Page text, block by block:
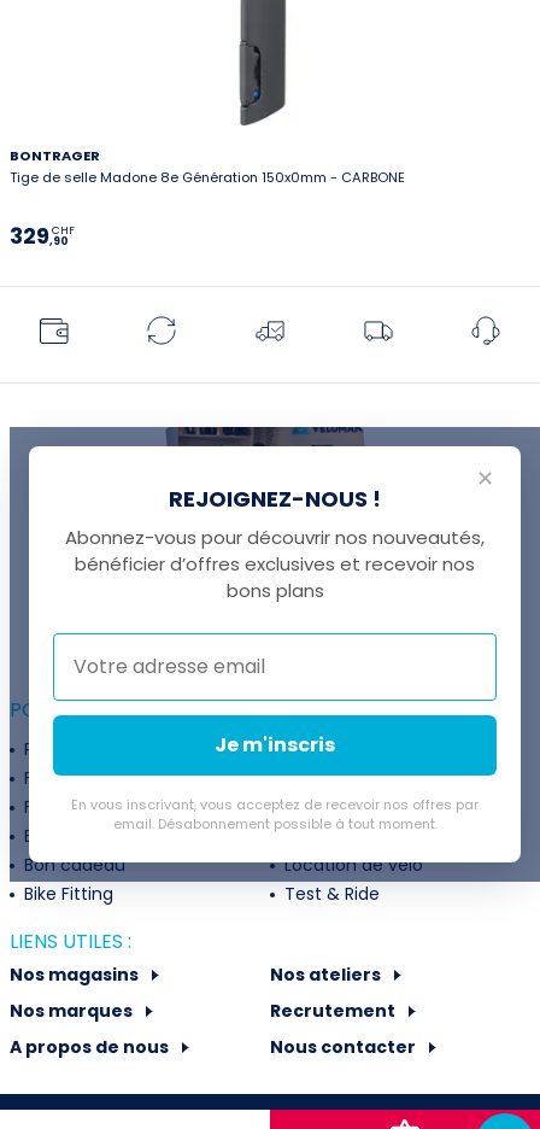
BONTRAGER
Tige de selle Madone 8e Génération 150x0mm - CARBONE
329,90
CHF
UNE QUESTION ?
+41 22 307 02 00
POUR ALLER PLUS LOIN :
Programme fidélité
Entreprises
Financement
Services
Flexibilité de paiement
Subventions
Extension de garantie
Politique de retour
Bon cadeau
Location de vélo
Bike Fitting
Test & Ride
LIENS UTILES :
Nos magasins
Nos ateliers
Nos marques
Recrutement
A propos de nous
Nous contacter
✕
REJOIGNEZ-NOUS !
Abonnez-vous pour découvrir nos nouveautés,
bénéficier d’offres exclusives et recevoir nos
bons plans
Je m'inscris
En vous inscrivant, vous acceptez de recevoir nos offres par
email. Désabonnement possible à tout moment.